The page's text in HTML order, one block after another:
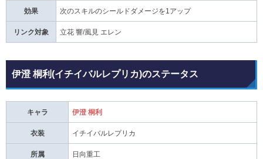
効果 次のスキルのシールドダメージを1アップ
リンク対象 立花 響/風見 エレン
伊澄 桐利(イチイバルレプリカ)のステータス
キャラ 伊澄 桐利
衣装 イチイバルレプリカ
所属 日向重工